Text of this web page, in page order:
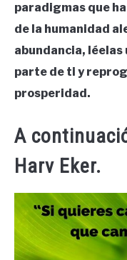
paradigmas que
de la humanidad
abundancia, léelas
parte de ti y
prosperidad.
A
Harv Eker.